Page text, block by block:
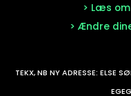
> Læs
> Ændre
TEKX, NB NY ADRESSE: ELSE